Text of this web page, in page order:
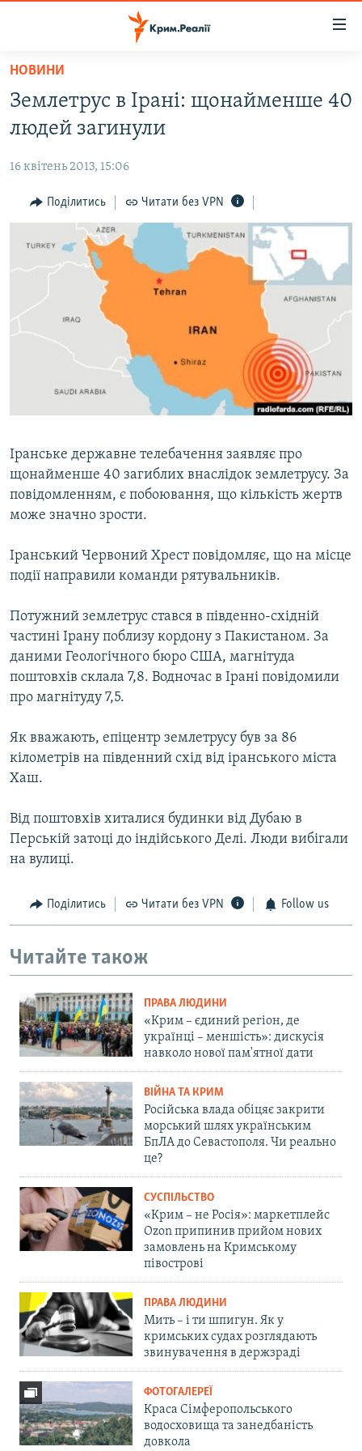
Перейти
основного
матеріалу
до
навігації
Перейти
ВОДА.КРИМ
ПОЛІТИКА
БЛОГИ
ІНТЕРВ'Ю
СПЕЦПРОЕКТИ
ВІДЕОУРОКИ «ELIFBE»
ІНФОГРАФІКА
ЯК ОБІЙТИ БЛОКУВАННЯ
Русский
Qırımtatar
ДОЛУЧАЙСЯ!
НОВИНИ
Землетрус в Ірані: щонайменше 40
людей загинули
16 квітень 2013, 15:06
Поділитись Читати без VPN
Іранське державне телебачення заявляє про
щонайменше 40 загиблих внаслідок землетрусу. За
повідомленням, є побоювання, що кількість жертв
може значно зрости.
Іранський Червоний Хрест повідомляє, що на місце
події направили команди рятувальників.
Потужний землетрус стався в південно-східній
частині Ірану поблизу кордону з Пакистаном. За
даними Геологічного бюро США, магнітуда
поштовхів склала 7,8. Водночас в Ірані повідомили
про магнітуду 7,5.
Як вважають, епіцентр землетрусу був за 86
кілометрів на південний схід від іранського міста
Хаш.
Від поштовхів хиталися будинки від Дубаю в
Перській затоці до індійського Делі. Люди вибігали
на вулиці.
Поділитись Читати без VPN Follow us
Читайте також
ПРАВА ЛЮДИНИ
«Крим – єдиний регіон, де
українці – меншість»: дискусія
навколо нової пам'ятної дати
ВІЙНА ТА КРИМ
Російська влада обіцяє закрити
морський шлях українським
БпЛА до Севастополя. Чи реально
це?
СУСПІЛЬСТВО
«Крим – не Росія»: маркетплейс
Ozon припинив прийом нових
замовлень на Кримському
півострові
ПРАВА ЛЮДИНИ
Мить – і ти шпигун. Як у
кримських судах розглядають
звинувачення в держзраді
ФОТОГАЛЕРЕЇ
Краса Сімферопольського
водосховища та занедбаність
довкола